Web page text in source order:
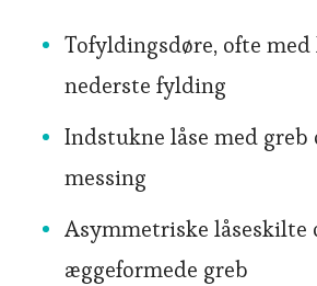
Tofyldingsdøre, ofte med
nederste fylding
Indstukne låse med greb
messing
Asymmetriske låseskilte
æggeformede greb